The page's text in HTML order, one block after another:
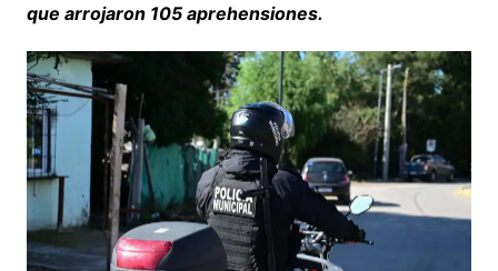
que arrojaron 105 aprehensiones.